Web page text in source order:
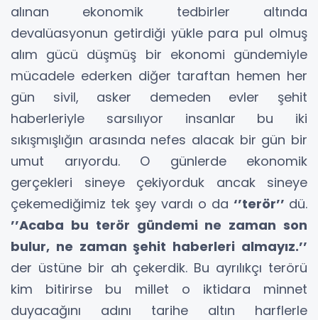
alınan ekonomik tedbirler altında
devalüasyonun getirdiği yükle para pul olmuş
alım gücü düşmüş bir ekonomi gündemiyle
mücadele ederken diğer taraftan hemen her
gün sivil, asker demeden evler şehit
haberleriyle sarsılıyor insanlar bu iki
sıkışmışlığın arasında nefes alacak bir gün bir
umut arıyordu. O günlerde ekonomik
gerçekleri sineye çekiyorduk ancak sineye
çekemediğimiz tek şey vardı o da ‘’terör’’ dü.
’’Acaba bu terör gündemi ne zaman son
bulur, ne zaman şehit haberleri almayız.’’
der üstüne bir ah çekerdik. Bu ayrılıkçı terörü
kim bitirirse bu millet o iktidara minnet
duyacağını adını tarihe altın harflerle